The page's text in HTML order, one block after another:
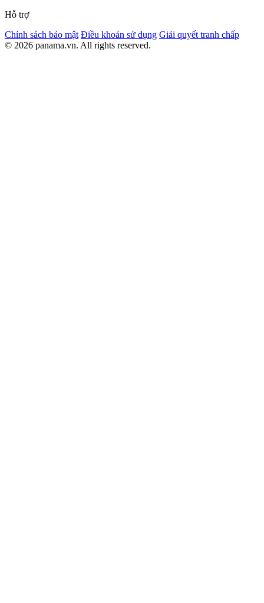
Hỗ trợ
Chính sách bảo mật Điều khoản sử dụng Giải quyết tranh chấp
© 2026 panama.vn. All rights reserved.